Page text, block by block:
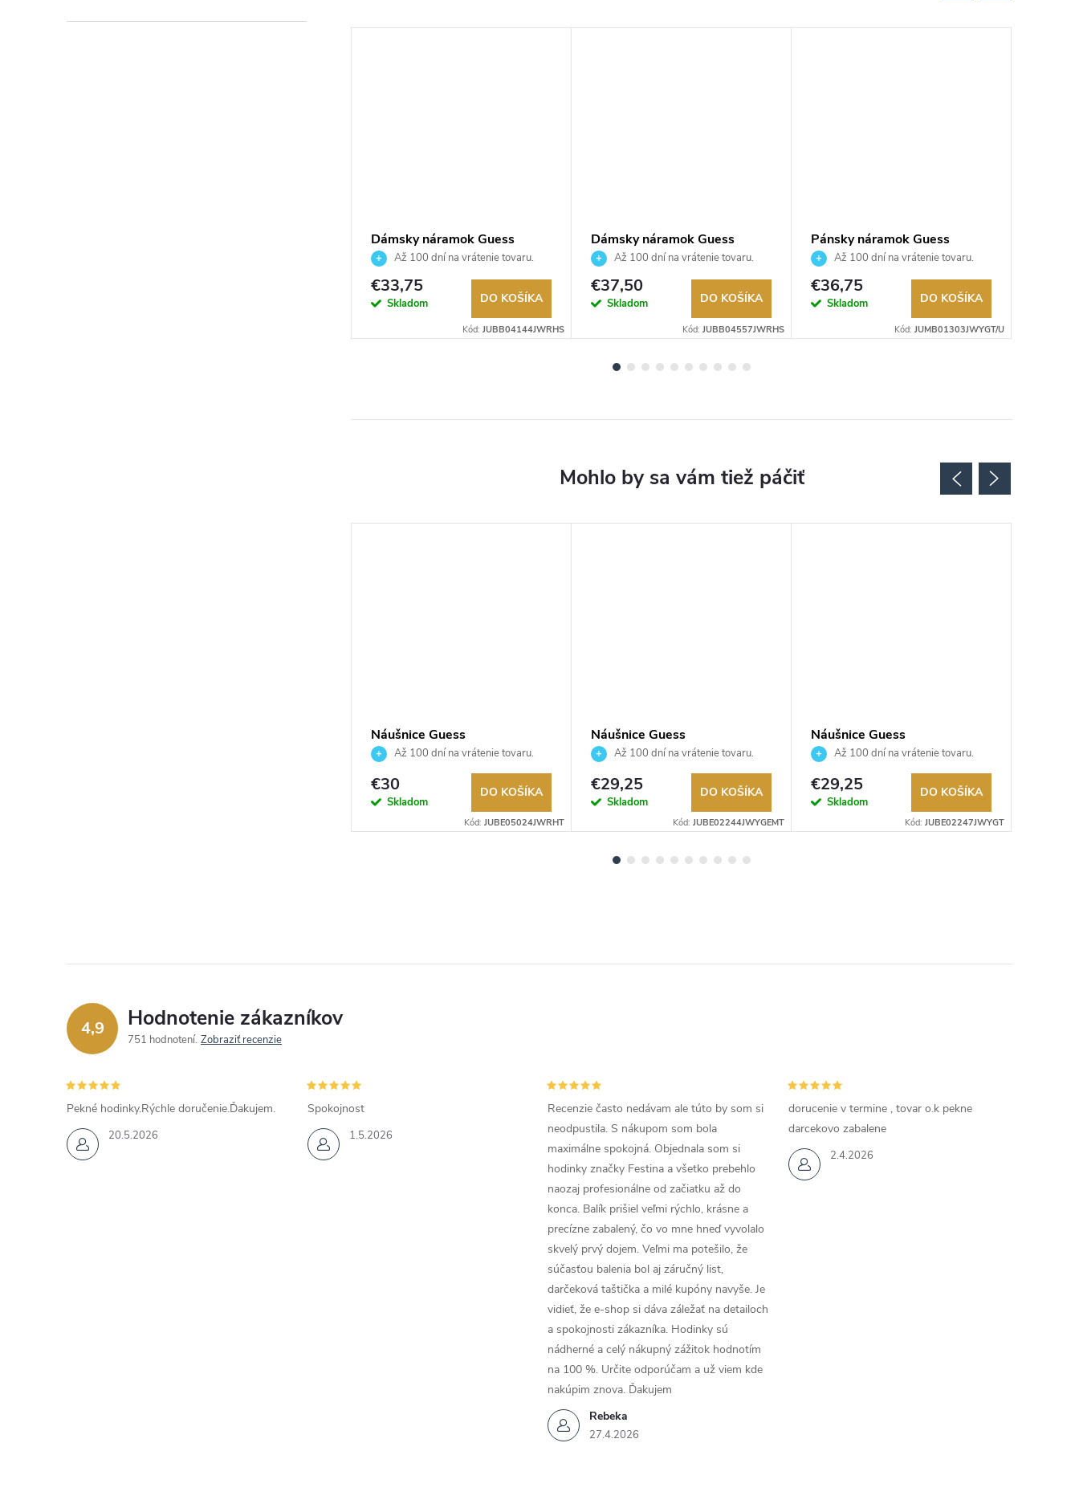
Dámsky náramok Guess
JUBB04144JWRHS
Až 100 dní na vrátenie tovaru.
Autorizovaný predajca.
€33,75
Skladom DO KOŠÍKA
Kód: JUBB04144JWRHS
Dámsky náramok Guess
JUBB04557JWRHS
Až 100 dní na vrátenie tovaru.
Autorizovaný predajca.
€37,50
Skladom DO KOŠÍKA
Kód: JUBB04557JWRHS
Pánsky náramok Guess
JUMB01303JWYGT/U
Až 100 dní na vrátenie tovaru.
Autorizovaný predajca.
€36,75
Skladom DO KOŠÍKA
Kód: JUMB01303JWYGT/U
Náušnice Guess
JUBE05024JWRHT
Až 100 dní na vrátenie tovaru.
Autorizovaný predajca.
€30
Skladom
DO KOŠÍKA
Kód: JUBE05024JWRHT
Náušnice Guess
JUBE02244JWYGEMT
Až 100 dní na vrátenie tovaru.
Autorizovaný predajca.
€29,25
Skladom
DO KOŠÍKA
Kód: JUBE02244JWYGEMT
Náušnice Guess
JUBE02247JWYGT
Až 100 dní na vrátenie tovaru.
Autorizovaný predajca.
€29,25
Skladom
DO KOŠÍKA
Kód: JUBE02247JWYGT
4,9 Hodnotenie zákazníkov
751 hodnotení Zobraziť recenzie
20.5.2026
Pekné hodinky.Rýchle doručenie.Ďakujem.
1.5.2026
Spokojnost
Rebeka
27.4.2026
Recenzie často nedávam ale túto by som si
neodpustila. S nákupom som bola
maximálne spokojná. Objednala som si
hodinky značky Festina a všetko prebehlo
naozaj profesionálne od začiatku až do
konca. Balík prišiel veľmi rýchlo, krásne a
precízne zabalený, čo vo mne hneď vyvolalo
skvelý prvý dojem. Veľmi ma potešilo, že
súčasťou balenia bol aj záručný list,
darčeková taštička a milé kupóny navyše. Je
vidieť, že e-shop si dáva záležať na detailoch
a spokojnosti zákazníka. Hodinky sú
nádherné a celý nákupný zážitok hodnotím
na 100 %. Určite odporúčam a už viem kde
nakúpim znova. Ďakujem
2.4.2026
dorucenie v termine , tovar o.k pekne
darcekovo zabalene